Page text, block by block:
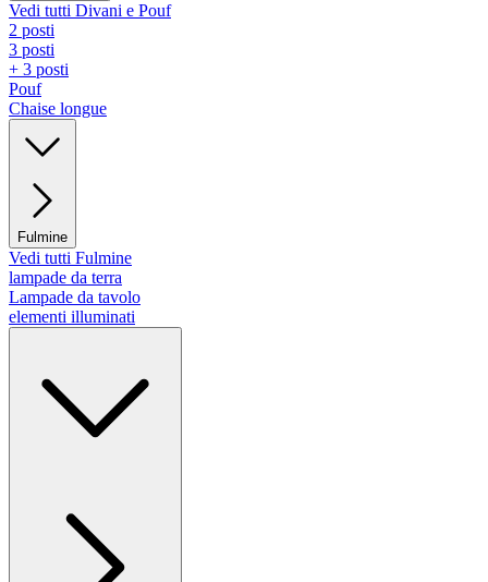
Vedi tutti Divani e Pouf
2 posti
3 posti
+ 3 posti
Pouf
Chaise longue
Fulmine
Vedi tutti Fulmine
lampade da terra
Lampade da tavolo
elementi illuminati